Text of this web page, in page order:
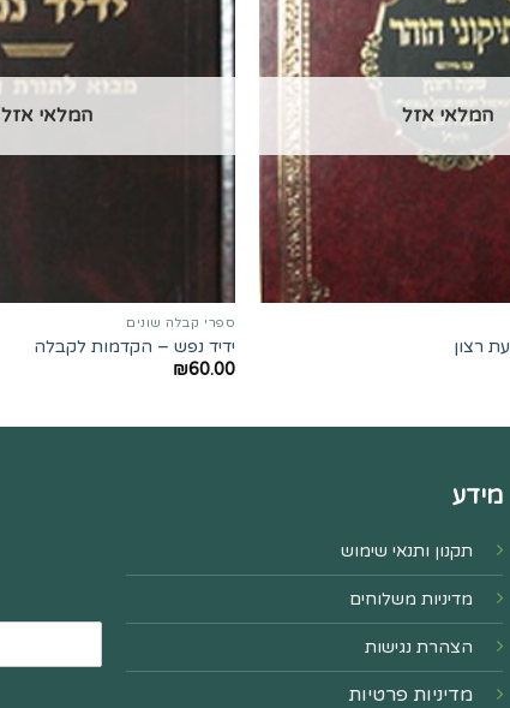
המלאי אזל
רצון
המלאי אזל
ספרי קבלה שונים
ידיד נפש – הקדמות לקבלה
₪60.00
מידע
תקנון ותנאי שימוש
מדיניות משלוחים
הצהרת נגישות
מדיניות פרטיות